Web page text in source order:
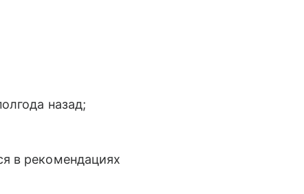
назад;
в рекомендациях